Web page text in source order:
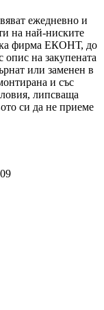
ежедневно и
на най-ниските
фирма ЕКОНТ, до
на закупената
или заменен в
и със
липсваща
си да не приеме